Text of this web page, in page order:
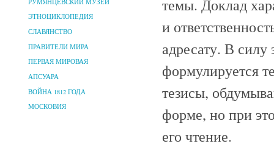
РУМЯНЦЕВСКИЙ МУЗЕЙ
ЭТНОЦИКЛОПЕДИЯ
СЛАВЯНСТВО
ПРАВИТЕЛИ МИРА
ПЕРВАЯ МИРОВАЯ
АПСУАРА
ВОЙНА 1812 ГОДА
МОСКОВИЯ
темы. Доклад
и
адресату. В силу
формулируется
тезисы,
форме, но при
его чтение.